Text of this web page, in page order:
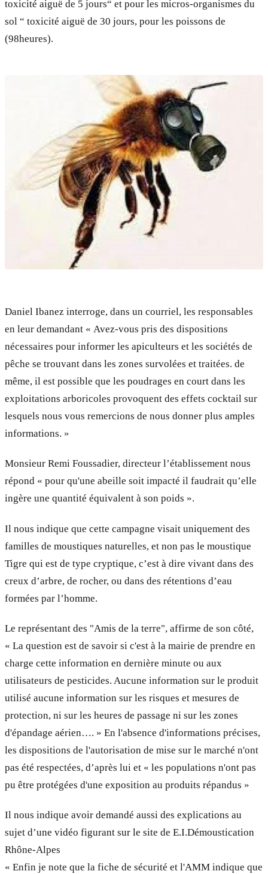
toxicité aiguë de 5 jours“ et pour les micros-organismes du
sol “ toxicité aiguë de 30 jours, pour les poissons de
(98heures).
Daniel Ibanez interroge, dans un courriel, les responsables
en leur demandant « Avez-vous pris des dispositions
nécessaires pour informer les apiculteurs et les sociétés de
pêche se trouvant dans les zones survolées et traitées. de
même, il est possible que les poudrages en court dans les
exploitations arboricoles provoquent des effets cocktail sur
lesquels nous vous remercions de nous donner plus amples
informations. »
Monsieur Remi Foussadier, directeur l’établissement nous
répond « pour qu'une abeille soit impacté il faudrait qu’elle
ingère une quantité équivalent à son poids ».
Il nous indique que cette campagne visait uniquement des
familles de moustiques naturelles, et non pas le moustique
Tigre qui est de type cryptique, c’est à dire vivant dans des
creux d’arbre, de rocher, ou dans des rétentions d’eau
formées par l’homme.
Le représentant des "Amis de la terre", affirme de son côté,
« La question est de savoir si c'est à la mairie de prendre en
charge cette information en dernière minute ou aux
utilisateurs de pesticides. Aucune information sur le produit
utilisé aucune information sur les risques et mesures de
protection, ni sur les heures de passage ni sur les zones
d'épandage aérien…. » En l'absence d'informations précises,
les dispositions de l'autorisation de mise sur le marché n'ont
pas été respectées, d’après lui et « les populations n'ont pas
pu être protégées d'une exposition au produits répandus »
Il nous indique avoir demandé aussi des explications au
sujet d’une vidéo figurant sur le site de E.I.Démoustication
Rhône-Alpes
« Enfin je note que la fiche de sécurité et l'AMM indique que